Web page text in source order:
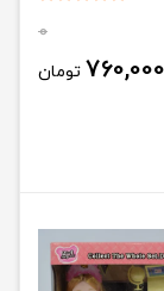
0
760,000 تومان